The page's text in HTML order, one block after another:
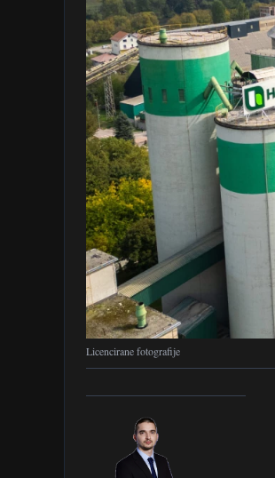
Licencirane fotografije